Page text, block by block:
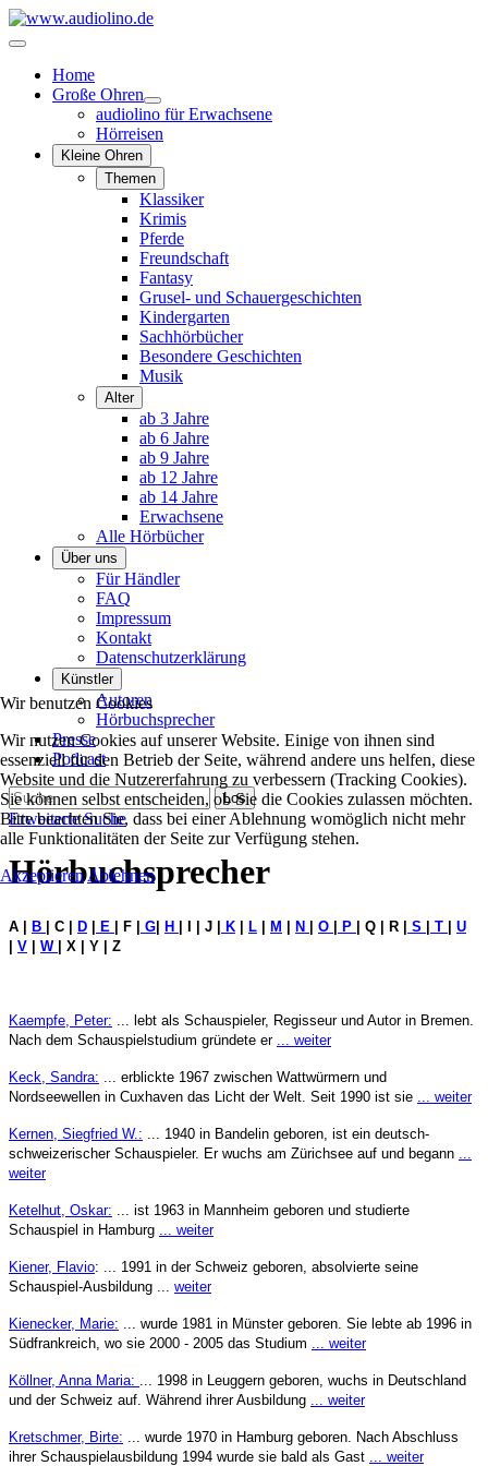
Home
Große Ohren
audiolino für Erwachsene
Hörreisen
Kleine Ohren
Themen
Klassiker
Krimis
Pferde
Freundschaft
Fantasy
Grusel- und Schauergeschichten
Kindergarten
Sachhörbücher
Besondere Geschichten
Musik
Alter
ab 3 Jahre
ab 6 Jahre
ab 9 Jahre
ab 12 Jahre
ab 14 Jahre
Erwachsene
Alle Hörbücher
Über uns
Für Händler
FAQ
Impressum
Kontakt
Datenschutzerklärung
Künstler
Autoren
Hörbuchsprecher
Presse
Podcast
Erweiterte Suche
Hörbuchsprecher
A | B | C | D E | F | G H | I | J | K L M N O P | Q | R | S T
U
V W | X | Y | Z
Kaempfe, Peter: ... lebt als Schauspieler, Regisseur und Autor in Bremen.
Nach dem Schauspielstudium gründete er
... weiter
Keck, Sandra: ... erblickte 1967 zwischen Wattwürmern und
Nordseewellen in Cuxhaven das Licht der Welt. Seit 1990 ist sie
... weiter
Kernen, Siegfried W.: ... 1940 in Bandelin geboren, ist ein deutsch-
schweizerischer Schauspieler. Er wuchs am Zürichsee auf und begann
weiter
Ketelhut, Oskar: ... ist 1963 in Mannheim geboren und studierte
Schauspiel in Hamburg
... weiter
Kiener, Flavio:
... 1991 in der Schweiz geboren, absolvierte seine
Schauspiel-Ausbildung ... weiter
Kienecker, Marie: ... wurde 1981 in Münster geboren. Sie lebte ab 1996 in
Südfrankreich, wo sie 2000 - 2005 das Studium
... weiter
Köllner, Anna Maria:
... 1998 in Leuggern geboren, wuchs in Deutschland
und der Schweiz auf. Während ihrer Ausbildung
... weiter
Kretschmer, Birte: ... wurde 1970 in Hamburg geboren. Nach Abschluss
ihrer Schauspielausbildung 1994 wurde sie bald als Gast
... weiter
Wir benutzen Cookies
Wir nutzen Cookies auf unserer Website. Einige von ihnen sind
essenziell für den Betrieb der Seite, während andere uns helfen, diese
Website und die Nutzererfahrung zu verbessern (Tracking Cookies).
Sie können selbst entscheiden, ob Sie die Cookies zulassen möchten.
Bitte beachten Sie, dass bei einer Ablehnung womöglich nicht mehr
alle Funktionalitäten der Seite zur Verfügung stehen.
Akzeptieren Ablehnen